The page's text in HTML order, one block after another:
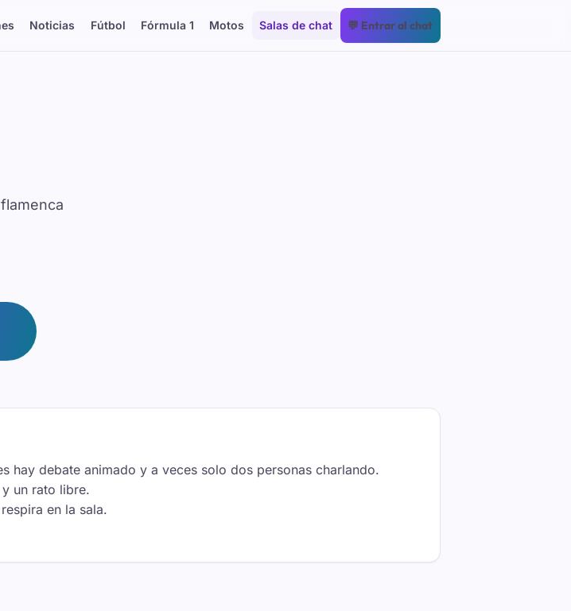
Noticias Fútbol Fórmula 1 Motos Salas de chat 💬 Entrar al chat
hay debate animado y a veces solo dos personas charlando.
un rato libre.
en la sala.